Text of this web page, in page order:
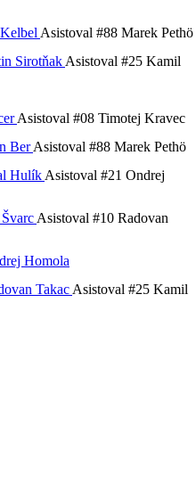
Asistoval #88 Marek Pethö
Sirotňak Asistoval #25 Kamil
Asistoval #08 Timotej Kravec
Ber Asistoval #88 Marek Pethö
Hulík Asistoval #21 Ondrej
Asistoval #10 Radovan
Homola
Takac Asistoval #25 Kamil